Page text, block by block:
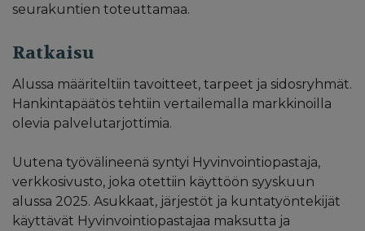
seurakuntien toteuttamaa.
Ratkaisu
Alussa määriteltiin tavoitteet, tarpeet ja sidosryhmät.
Hankintapäätös tehtiin vertailemalla markkinoilla
olevia palvelutarjottimia.
Uutena työvälineenä syntyi Hyvinvointiopastaja,
verkkosivusto, joka otettiin käyttöön syyskuun
alussa 2025. Asukkaat, järjestöt ja kuntatyöntekijät
käyttävät Hyvinvointiopastajaa maksutta ja